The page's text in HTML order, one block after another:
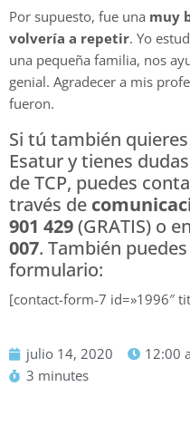
Por supuesto, fue una muy
volvería a repetir. Yo
una pequeña familia, nos
genial. Agradecer a mis
fueron.
Si tú también
Esatur y tienes
de TCP, puedes
través de
901 429(GRATIS) o
007. También
formulario:
[contact-form-7 id=»1996″
julio 14, 2020 12:00
3 minutes